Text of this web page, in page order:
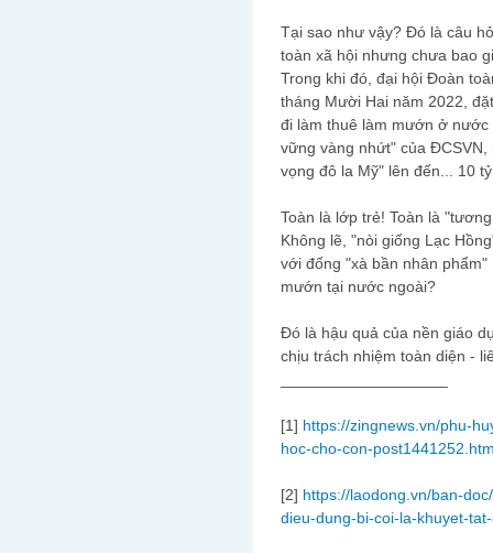
Tại sao như vậy? Đó là câu
toàn xã hội nhưng chưa bao
Trong khi đó, đại hội Đoàn
tháng Mười Hai năm 2022,
đi làm thuê làm mướn ở
vững vàng nhứt" của
vọng đô la Mỹ" lên đến... 10
Toàn là lớp trẻ! Toàn là
Không lẽ, "nòi giống Lạc
với đống "xà bần nhân
mướn tại nước ngoài?
Đó là hậu quả của nền giáo
chịu trách nhiệm toàn diện -
[1] https://zingnews.vn/phu-
hoc-cho-con-
[2] https://laodong.vn/ban-
dieu-dung-bi-coi-la-khuyet-